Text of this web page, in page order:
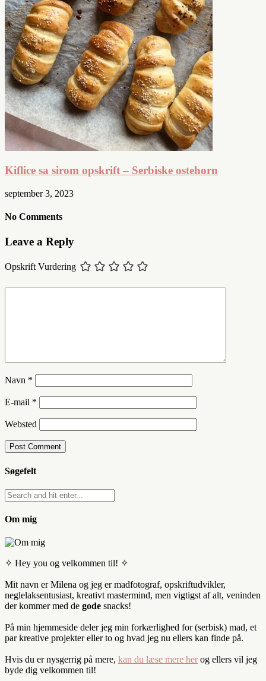
Kiflice sa sirom opskrift – Serbiske ostehorn
september 3, 2023
No Comments
Leave a Reply
Opskrift Vurdering
Navn *
E-mail *
Websted
Søgefelt
Om mig
✧ Hey you og velkommen til! ✧
Mit navn er Milena og jeg er madfotograf, opskriftudvikler,
neglelaksentusiast, kreativt mastermind, men vigtigst af alt, veninden
der kommer med de gode snacks!
På min hjemmeside deler jeg min forkærlighed for (serbisk) mad, et
par kreative projekter eller to og hvad jeg nu ellers kan finde på.
Hvis du er nysgerrig på mere, kan du læse mere her og ellers vil jeg
byde dig velkommen til!